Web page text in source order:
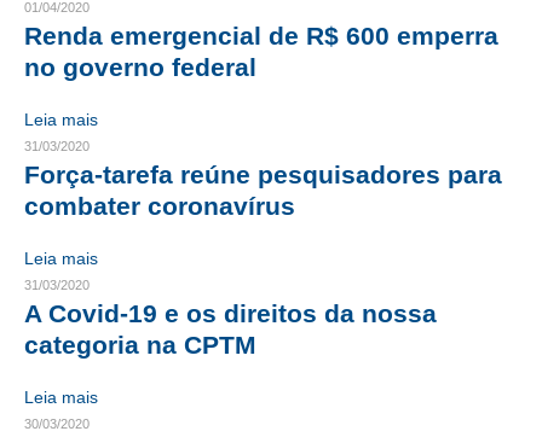
COMPOSIÇÃO
CONSELHOS ASSESSORES
PERSONALIDADES DA TECNOLOGIA
NÚCLEO DA MULHER ENGENHEIRA
TRANSPARÊNCIA
JURÍDICO
ACORDOS, CONVENÇÕES E DISSÍDIOS
01/04/2020
Renda emergencial de R$ 600 emperra
no governo federal
Leia mais
31/03/2020
Força-tarefa reúne pesquisadores para
combater coronavírus
Leia mais
31/03/2020
A Covid-19 e os direitos da nossa
categoria na CPTM
Leia mais
30/03/2020